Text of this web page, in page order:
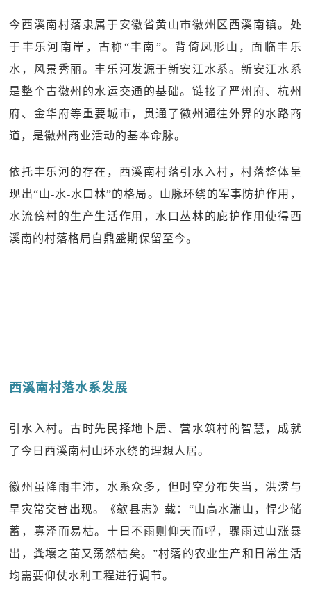
今西溪南村落隶属于安徽省黄山市徽州区西溪南镇。处
于丰乐河南岸，古称“丰南”。背倚凤形山，面临丰乐
水，风景秀丽。丰乐河发源于新安江水系。新安江水系
是整个古徽州的水运交通的基础。链接了严州府、杭州
府、金华府等重要城市，贯通了徽州通往外界的水路商
道，是徽州商业活动的基本命脉。
依托丰乐河的存在，西溪南村落引水入村，村落整体呈
现出“山-水-水口林”的格局。山脉环绕的军事防护作用，
水流傍村的生产生活作用，水口丛林的庇护作用使得西
溪南的村落格局自鼎盛期保留至今。
西溪南村落水系发展
引水入村。古时先民择地卜居、营水筑村的智慧，成就
了今日西溪南村山环水绕的理想人居。
徽州虽降雨丰沛，水系众多，但时空分布失当，洪涝与
旱灾常交替出现。《歙县志》载：“山高水湍山，悍少储
蓄，寡泽而易枯。十日不雨则仰天而呼，骤雨过山涨暴
出，粪壤之苗又荡然枯矣。”村落的农业生产和日常生活
均需要仰仗水利工程进行调节。